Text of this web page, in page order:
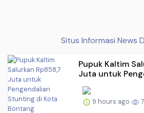
Situs Informasi News
Pupuk Kaltim
Juta untuk
9 hours ago 7